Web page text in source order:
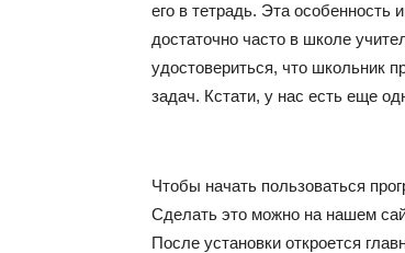
его в тетрадь. Эта особенность
достаточно часто в школе
удостовериться, что школьник
задач. Кстати, у нас есть еще
Чтобы начать пользоваться
Сделать это можно на нашем
После установки откроется